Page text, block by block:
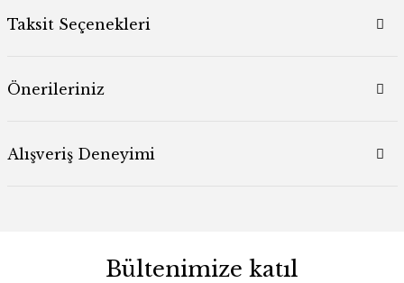
Taksit Seçenekleri
Önerileriniz
Alışveriş Deneyimi
Bültenimize katıl